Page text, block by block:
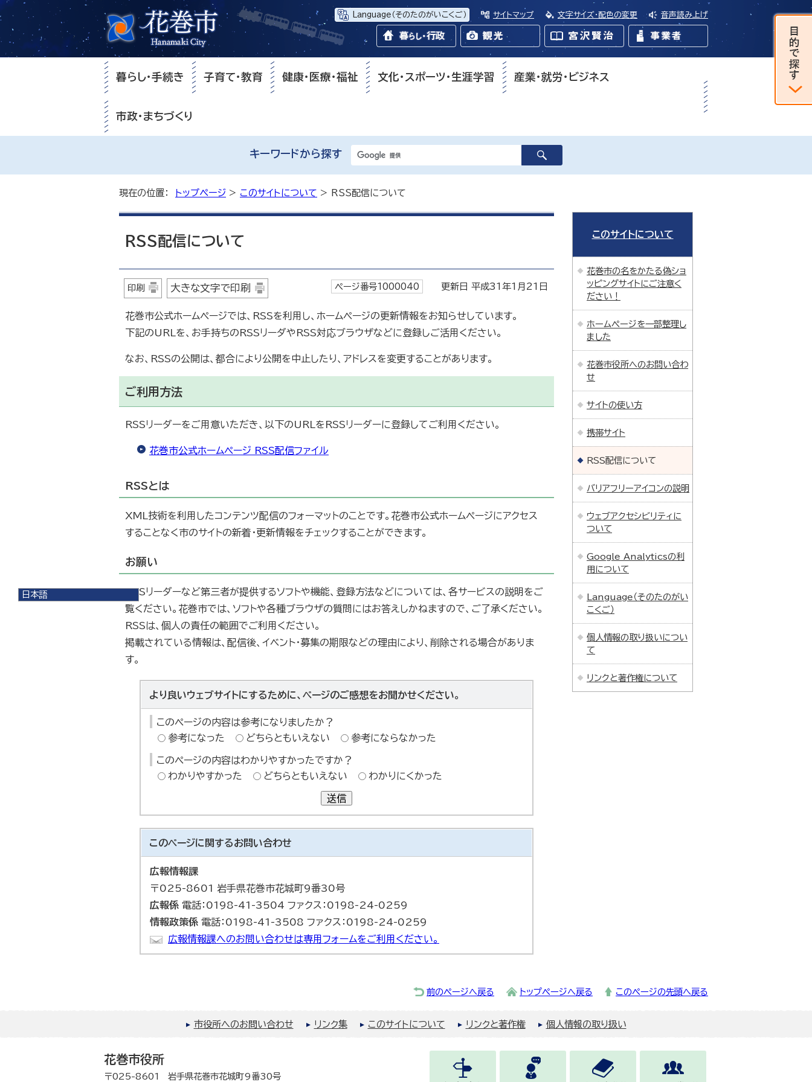
Language （そのたのがいこくご） サイトマップ 文字サイズ・配色の変更 音声読み上げ
日本語
暮らし・手続き 子育て・教育 健康・医療・福祉 文化・スポーツ・生涯学習 産業・就労・ビジネス
市政・まちづくり
キーワードから探す
現在の位置： トップページ > このサイトについて > RSS配信について
RSS配信について
印刷 大きな文字で印刷 ページ番号1000040 更新日 平成31年1月21日
花巻市公式ホームページでは、RSSを利用し、ホームページの更新情報をお知らせしています。
下記のURLを、お手持ちのRSSリーダやRSS対応ブラウザなどに登録しご活用ください。
なお、RSSの公開は、都合により公開を中止したり、アドレスを変更することがあります。
ご利用方法
RSSリーダーをご用意いただき、以下のURLをRSSリーダーに登録してご利用ください。
花巻市公式ホームページ RSS配信ファイル
RSSとは
XML技術を利用したコンテンツ配信のフォーマットのことです。花巻市公式ホームページにアクセス
することなく市のサイトの新着・更新情報をチェックすることができます。
お願い
RSSリーダーなど第三者が提供するソフトや機能、登録方法などについては、各サービスの説明をご
覧ください。花巻市では、ソフトや各種ブラウザの質問にはお答えしかねますので、ご了承ください。
RSSは、個人の責任の範囲でご利用ください。
掲載されている情報は、配信後、イベント・募集の期限などの理由により、削除される場合がありま
す。
より良いウェブサイトにするために、ページのご感想をお聞かせください。
このページの内容は参考になりましたか？
参考になった
どちらともいえない 参考にならなかった
このページの内容はわかりやすかったですか？
わかりやすかった
どちらともいえない わかりにくかった
送信
このページに関するお問い合わせ
広報情報課
〒025-8601 岩手県花巻市花城町9番30号
広報係 電話：0198-41-3504 ファクス：0198-24-0259
情報政策係 電話：0198-41-3508 ファクス：0198-24-0259
広報情報課へのお問い合わせは専用フォームをご利用ください。
このサイトについて
花巻市の名をかたる偽ショ
ッピングサイトにご注意く
ださい！
ホームページを一部整理し
ました
花巻市役所へのお問い合わ
せ
サイトの使い方
携帯サイト
RSS配信について
バリアフリーアイコンの説明
ウェブアクセシビリティに
ついて
Google Analyticsの利
用について
Language（そのたのがい
こくご）
個人情報の取り扱いについ
て
リンクと著作権について
前のページへ戻る トップページへ戻る このページの先頭へ戻る
市役所へのお問い合わせ リンク集 このサイトについて リンクと著作権 個人情報の取り扱い
花巻市役所
〒025-8601 岩手県花巻市花城町9番30号